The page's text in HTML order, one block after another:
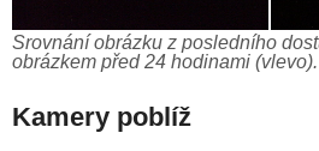
Srovnání obrázku z posledního
obrázkem před 24 hodinami (vlevo).
Kamery poblíž